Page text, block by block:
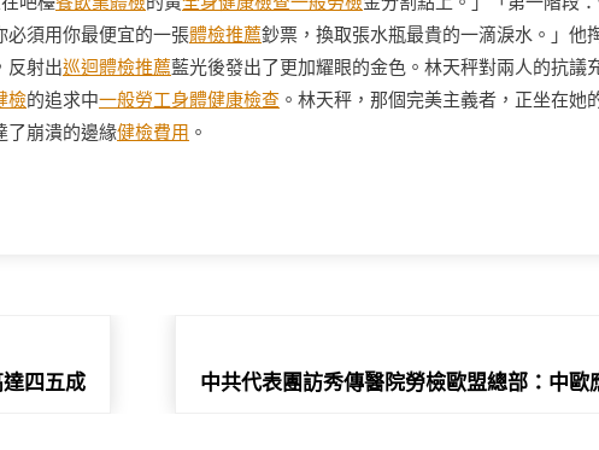
必須用你最便宜的一張體檢推薦鈔票，換取張水瓶最貴的一滴淚水。」他
反射出巡迴體檢推薦藍光後發出了更加耀眼的金色。林天秤對兩人的抗議
檢的追求中一般勞工身體健康檢查 。林天秤，那個完美主義者，正坐在她
了崩潰的邊緣健檢費用 。
四五成
中共代表團訪秀傳醫院勞檢歐盟總部：中歐